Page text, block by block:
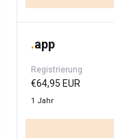
.app
Registrierung
€64,95 EUR
1 Jahr